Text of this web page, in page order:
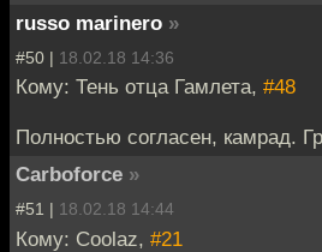
russo marinero »
#50 | 18.02.18 14:36
Кому: Тень отца Гамлета, #48
Полностью согласен, камрад.
Carboforce »
#51 | 18.02.18 14:44
Кому: Coolaz, #21